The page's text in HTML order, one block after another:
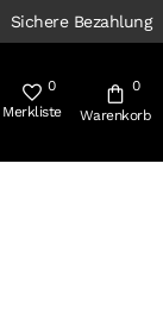
Sichere Bezahlung
Merkliste
0
Warenkorb
0